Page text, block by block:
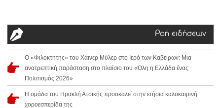
Ροή ειδήσεων
Ο «Φιλοκτήτης» του Χάινερ Μύλερ στο Ιερό των Καβείρων: Μια
ανατρεπτική παράσταση στο πλαίσιο του «Όλη η Ελλάδα ένας
Πολιτισμός 2026»
Η ομάδα του Ηρακλή Ατσικής προσκαλεί στην ετήσια καλοκαιρινή
χοροεσπερίδα της